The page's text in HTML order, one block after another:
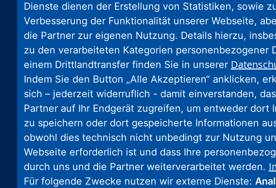
Nassauische Heimstätte Wohnungs- und
Entwicklungsgesellschaft mbH
Schaumainkai 47
60596 Frankfurt am Main
Tel.: 069 678674-0
Hinweis: Wegen Umbaumaßnahmen
geschlossen.Weitere Informationen.
Wohnstadt Stadtentwicklungs- und
Wohnungsbaugesellschaft Hessen mbH
Dienste dienen der Erstellung von Statistiken, sowie
Verbesserung der Funktionalität unserer Webseite,
die Partner zur eigenen Nutzung. Details hierzu,
zu den verarbeiteten Kategorien personenbezogener
einem Drittlandtransfer finden Sie in unserer
Indem Sie den Button „Alle Akzeptieren“ anklicken,
sich – jederzeit widerruflich - damit einverstanden,
Partner auf Ihr Endgerät zugreifen, um entweder dort
zu speichern oder dort gespeicherte Informationen
obwohl dies technisch nicht unbedingt zur Nutzung
Webseite erforderlich ist und dass Ihre
durch uns und die Partner weiterverarbeitet werden.
Für folgende Zwecke nutzen wir externe Dienste: